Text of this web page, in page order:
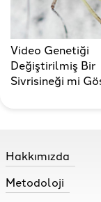
Video Genetiği
Değiştirilmiş Bir
Sivrisineği mi
Hakkımızda
Metodoloji